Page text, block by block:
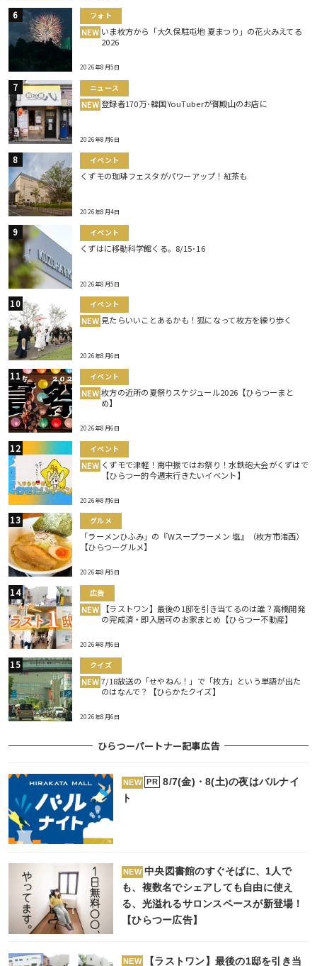
フォト
NEW いま枚方から「大久保駐屯地 夏まつり」の花火みえてる
2026
2026年8月5日
ニュース
NEW 登録者170万･韓国YouTuberが御殿山のお店に
2026年8月6日
イベント
くずモの珈琲フェスタがパワーアップ！紅茶も
2026年8月4日
イベント
くずはに移動科学館くる。8/15･16
2026年8月5日
イベント
NEW 見たらいいことあるかも！狐になって枚方を練り歩く
2026年8月6日
イベント
NEW 枚方の近所の夏祭りスケジュール2026【ひらつーまと
め】
2026年8月6日
イベント
NEW くずモで津軽！南中振ではお祭り！水鉄砲大会がくずはで
【ひらつー的今週末行きたいイベント】
2026年8月6日
グルメ
「ラーメンひふみ」の『Wスープラーメン 塩』（枚方市渚西）
【ひらつーグルメ】
2026年8月5日
広告
NEW
【ラストワン】最後の1邸を引き当てるのは誰？高橋開発
の完成済・即入居可のお家まとめ【ひらつー不動産】
2026年8月6日
クイズ
NEW 7/18放送の「せやねん！」で「枚方」という単語が出た
のはなんで？【ひらかたクイズ】
2026年8月6日
ひらつーパートナー記事広告
NEW PR
8/7(金)・8(土)の夜はバルナイ
ト
NEW 中央図書館のすぐそばに、1人で
も、複数名でシェアしても自由に使え
る、光溢れるサロンスペースが新登場！
【ひらつー広告】
NEW 【ラストワン】最後の1邸を引き当